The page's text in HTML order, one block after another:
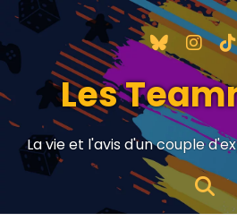
Les
La vie et l'avis d'un couple